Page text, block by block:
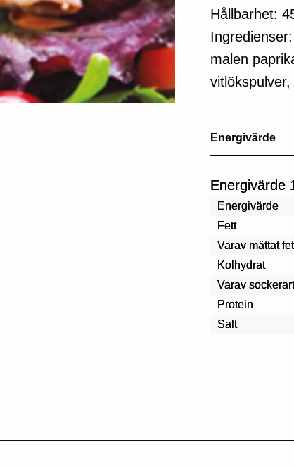
Hållbarhet:
malen
Energivärde
Energivärde
Energivärde
Fett
Varav mättat fet
Kolhydrat
Varav
Protein
Salt